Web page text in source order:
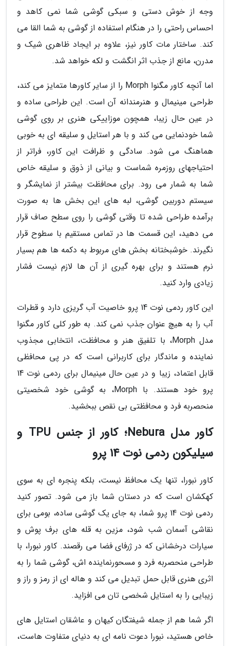
وجه از خوش دستی و سبکی گوشی شما نمی کاهد و
احساس راحتی را در هنگام استفاده از گوشی به شما القا می
کند. ساختار مات کاور نیز، علاوه بر ایجاد ظاهری شیک و
مدرن، مانع از جذب اثر انگشت و لکه خواهد شد.
اما آنچه کاور مگنوا Morph را از سایر کاورها متمایز می کند،
طراحی مینیمال و هنرمندانه آن است. این طراحی ساده و
در عین حال زیبا، همچون موزاییکی هنری بر روی گوشی
شما خودنمایی می کند و با هر استایل و سلیقه ای به خوبی
هماهنگ می شود. سادگی و ظرافت این کاور، فراتر از
احتیاجهای روزمره شماست و بیانی از ذوق و سلیقه خاص
شما به شمار می رود. برای محافظت بیشتر از نمایشگر و
سیستم دوربین گوشی، لبه های این بخش ها به صورت
برآمده طراحی شده تا وقتی گوشی را روی سطح صاف قرار
می دهید، این قسمت ها در تماس مستقیم با سطوح قرار
نگیرند. خوشبختانه بخش های مربوط به دکمه ها هم بسیار
نرم هستند و برای بهره گیری از آن ها لازم نیست فشار
زیادی وارد کنید.
این کاور ردمی نوت 14 پرو خاصیت آب گریزی دارد و قطرات
آب را به هیچ عنوان جذب نمی کند. به طور کلی کاور مگنوا
مدل Morph، با تلفیق هنر و محافظت، انتخابی مجذوب
نماینده و ماندگار برای کاربرانی است که در پی محافظی
قابل اعتماد، زیبا و در عین حال مینیمال برای ردمی نوت 14
پرو خود هستند. با Morph، به گوشی خود شخصیتی
منحصربه فرد و محافظتی بی نقص ببخشید.
کاور مدل Nebura؛ کاور از جنس TPU و
سیلیکون ردمی نوت 14 پرو
کاور نبورا، تنها یک محافظ نیست، بلکه پنجره ای به سوی
کهکشان است که در دستان شما باز می شود. تصور کنید
ردمی نوت 14 پرو شما، به جای یک گوشی ساده، بومی برای
نقاشی آسمان شب شود، مزین به قله های برف پوش و
سیارات درخشانی که در ژرفای فضا می رقصند. کاور نبورا، با
طراحی منحصربه فرد و مسحورنماینده اش، گوشی شما را به
اثری هنری قابل حمل تبدیل می کند و هاله ای از رمز و راز و
زیبایی را به استایل شخصی تان می افزاید.
اگر شما هم از جمله شیفتگان کیهان و عاشقان استایل های
خاص هستید، نبورا دعوت نامه ای به دنیای متفاوت هاست،